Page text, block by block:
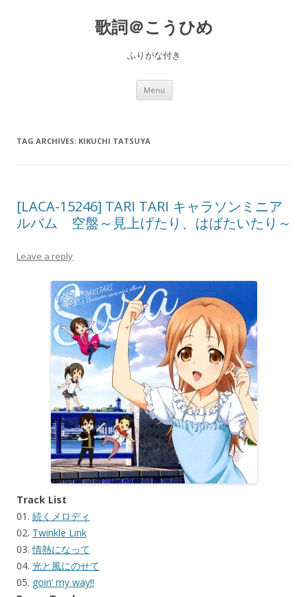
歌詞＠こうひめ
ふりがな付き
Menu Skip to content
TAG ARCHIVES: KIKUCHI TATSUYA
[LACA-15246] TARI TARI キャラソンミニア
ルバム 空盤～見上げたり、はばたいたり～
Leave a reply
Track List
01. 続くメロディ
02. Twinkle Link
03.情熱になって
04. 光と風にのせて
05. goin’ my way!!